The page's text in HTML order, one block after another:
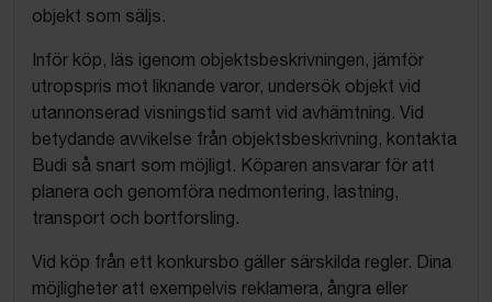
objekt som säljs.
Inför köp, läs igenom objektsbeskrivningen, jämför
utropspris mot liknande varor, undersök objekt vid
utannonserad visningstid samt vid avhämtning. Vid
betydande avvikelse från objektsbeskrivning, kontakta
Budi så snart som möjligt. Köparen ansvarar för att
planera och genomföra nedmontering, lastning,
transport och bortforsling.
Vid köp från ett konkursbo gäller särskilda regler. Dina
möjligheter att exempelvis reklamera, ångra eller